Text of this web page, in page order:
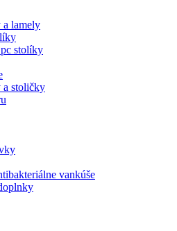
a lamely
stolíky
a stoličky
vankúše